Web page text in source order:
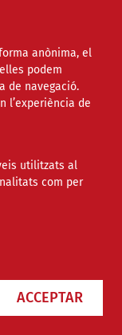
anònima, el
podem
de navegació.
l’experiència de
utilitzats al
com per
ACCEPTAR